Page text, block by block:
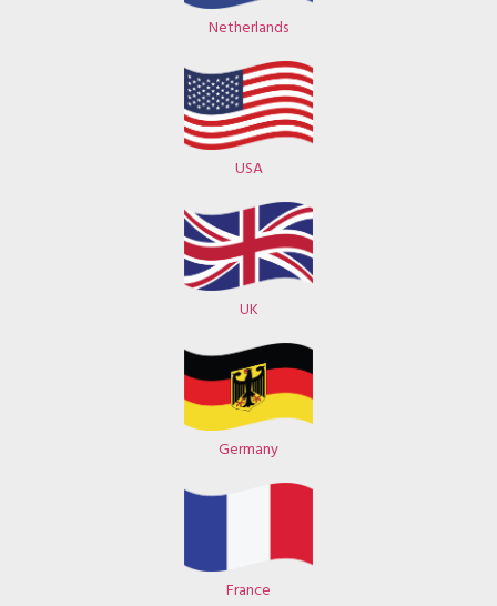
Netherlands
USA
UK
Germany
France